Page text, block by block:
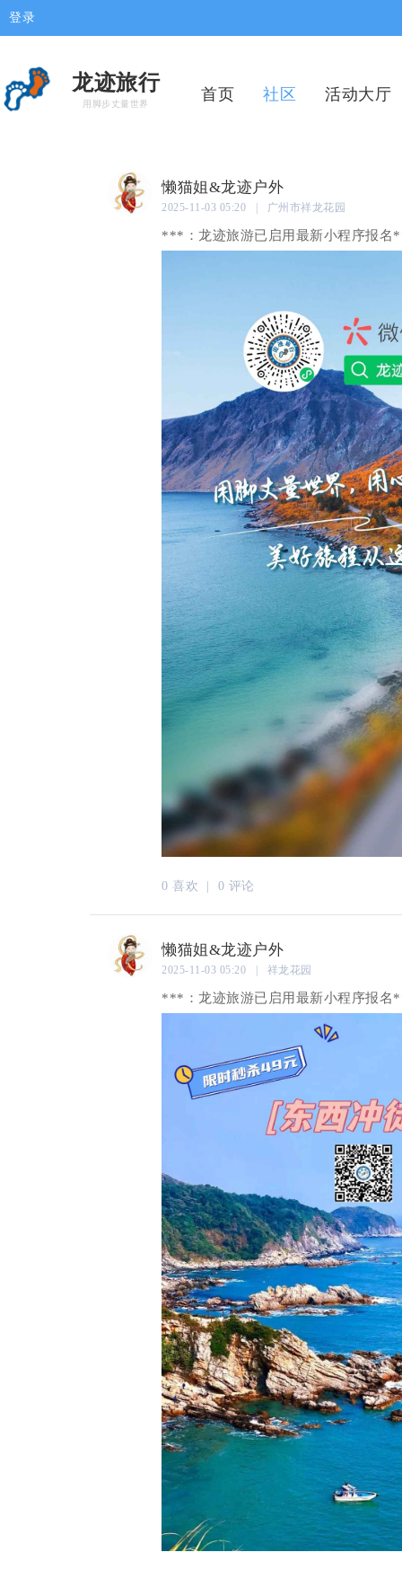
登录
龙迹旅行
用脚步丈量世界
首页 社区 活动大厅
懒猫姐&龙迹户外
2025-11-03 05:20 | 广州市祥龙花园
***：龙迹旅游已启用最新小程序报名
0 喜欢 | 0 评论
懒猫姐&龙迹户外
2025-11-03 05:20 | 祥龙花园
***：龙迹旅游已启用最新小程序报名